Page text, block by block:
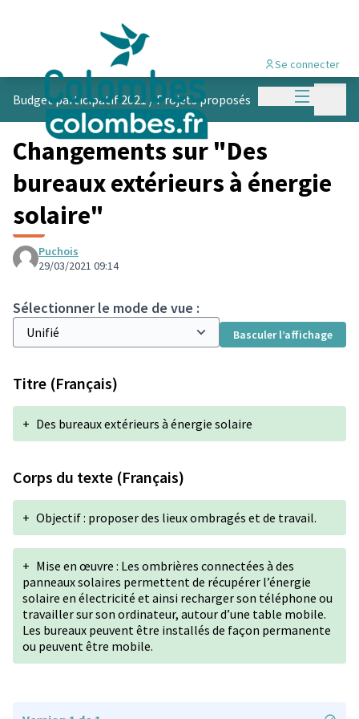
Menu
Se connecter
Budget participatif 2021 /Projets proposés
Changements sur "Des
bureaux extérieurs à énergie
solaire"
Puchois
29/03/2021 09:14
Sélectionner le mode de vue :
Basculer l’affichage
Titre (Français)
+ Des bureaux extérieurs à énergie solaire
Corps du texte (Français)
+ Objectif : proposer des lieux ombragés et de travail.
+ Mise en œuvre : Les ombrières connectées à des
panneaux solaires permettent de récupérer l’énergie
solaire en électricité et ainsi recharger son téléphone ou
travailler sur son ordinateur, autour d’une table mobile.
Les bureaux peuvent être installés de façon permanente
ou peuvent être mobile.